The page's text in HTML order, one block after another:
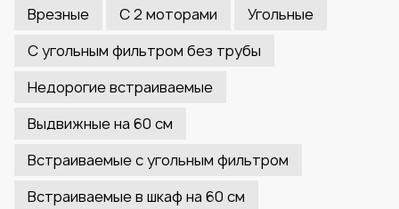
Врезные C 2 моторами
Угольные
С угольным фильтром без трубы
Недорогие встраиваемые
Выдвижные на 60 см
Встраиваемые с угольным фильтром
Встраиваемые в шкаф на 60 см